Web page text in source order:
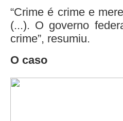
“Crime é crime e
(...). O governo
crime”, resumiu.
O caso